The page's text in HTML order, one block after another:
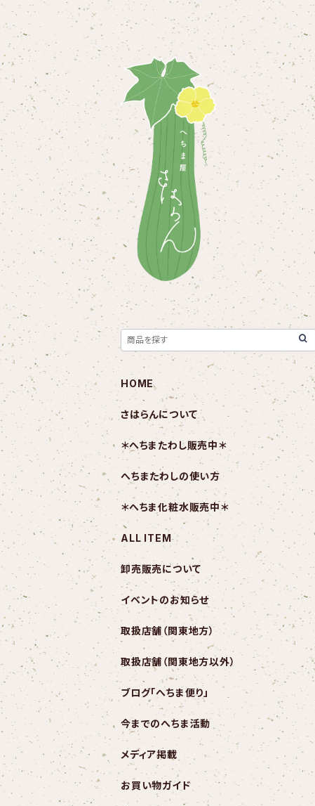
HOME
さはらんについて
＊へちまたわし販売中＊
へちまたわしの使い方
＊へちま化粧水販売中＊
ALL ITEM
卸売販売について
イベントのお知らせ
取扱店舗（関東地方）
取扱店舗（関東地方以外）
ブログ「へちま便り」
今までのへちま活動
メディア掲載
お買い物ガイド